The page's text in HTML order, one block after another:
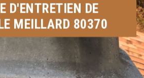
D'ENTRETIEN DE
MEILLARD 80370